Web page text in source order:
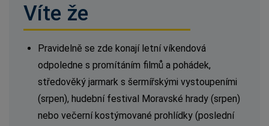
Víte že
Pravidelně se zde konají letní víkendová
odpoledne s promítáním filmů a pohádek,
středověký jarmark s šermířskými vystoupeními
(srpen), hudební festival Moravské hrady (srpen)
nebo večerní kostýmované prohlídky (poslední